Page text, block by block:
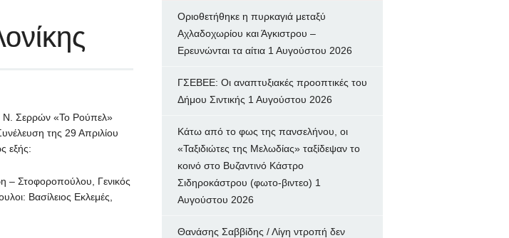
Ν. Σερρών «Το Ρούπελ»
της 29 Απριλίου
εξής:
– Στοφοροπούλου, Γενικός
Βασίλειος Εκλεμές,
Οριοθετήθηκε η πυρκαγιά μεταξύ
Αχλαδοχωρίου και Άγκιστρου –
Ερευνώνται τα αίτια 1 Αυγούστου 2026
ΓΣΕΒΕΕ: Οι αναπτυξιακές προοπτικές του
Δήμου Σιντικής 1 Αυγούστου 2026
Κάτω από το φως της πανσελήνου, οι
«Ταξιδιώτες της Μελωδίας» ταξίδεψαν το
κοινό στο Βυζαντινό Κάστρο
Σιδηροκάστρου (φωτο-βιντεο) 1
Αυγούστου 2026
Θανάσης Σαββίδης / Λίγη ντροπή δεν